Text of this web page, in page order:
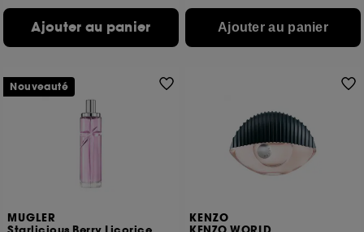
Ajouter au panier Ajouter au panier
MUGLER
Nouveauté
KENZO